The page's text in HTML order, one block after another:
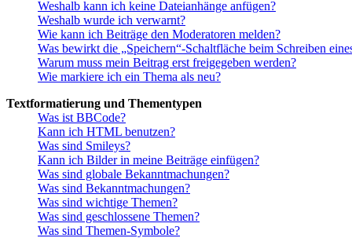
Weshalb kann ich keine Dateianhänge anfügen?
Weshalb wurde ich verwarnt?
Wie kann ich Beiträge den Moderatoren melden?
Was bewirkt die „Speichern“-Schaltfläche beim Schreiben
Warum muss mein Beitrag erst freigegeben werden?
Wie markiere ich ein Thema als neu?
Textformatierung und Thementypen
Was ist BBCode?
Kann ich HTML benutzen?
Was sind Smileys?
Kann ich Bilder in meine Beiträge einfügen?
Was sind globale Bekanntmachungen?
Was sind Bekanntmachungen?
Was sind wichtige Themen?
Was sind geschlossene Themen?
Was sind Themen-Symbole?